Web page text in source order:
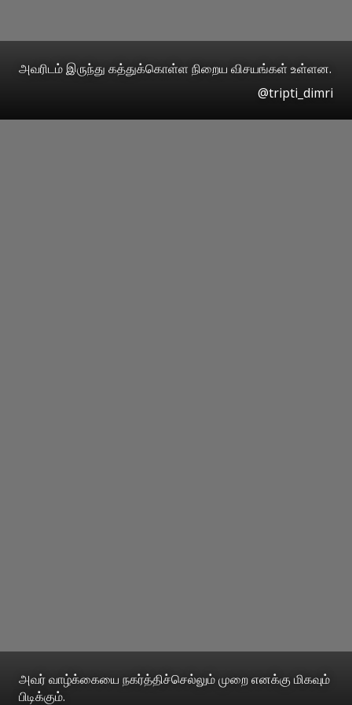
அவரிடம் இருந்து கத்துக்கொள்ள நிறைய விசயங்கள் உள்ளன.
@tripti_dimri
அவர் வாழ்க்கையை நகர்த்திச்செல்லும் முறை எனக்கு மிகவும்
பிடிக்கும்.